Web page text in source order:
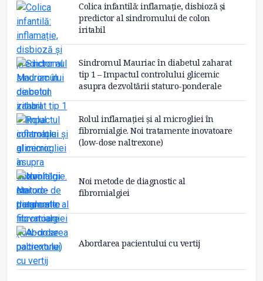
Colica infantilă: inflamație, disbioză și
predictor al sindromului de colon
iritabil
Sindromul Mauriac în diabetul zaharat
tip 1 – Impactul controlului glicemic
asupra dezvoltării staturo-ponderale
Rolul inflamației și al microgliei în
fibromialgie. Noi tratamente inovatoare
(low-dose naltrexone)
Noi metode de diagnostic al
fibromialgiei
Abordarea pacientului cu vertij